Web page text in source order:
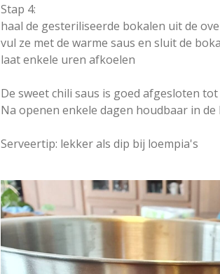
Stap 4:
haal de gesteriliseerde bokalen uit de
vul ze met de warme saus en sluit de
laat enkele uren afkoelen
De sweet chili saus is goed afgesloten
Na openen enkele dagen houdbaar in de
Serveertip: lekker als dip bij loempia's